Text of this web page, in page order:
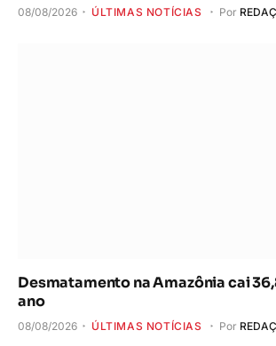
08/08/2026 ÚLTIMAS NOTÍCIAS Por
Desmatamento na Amazônia cai
ano
08/08/2026 ÚLTIMAS NOTÍCIAS Por